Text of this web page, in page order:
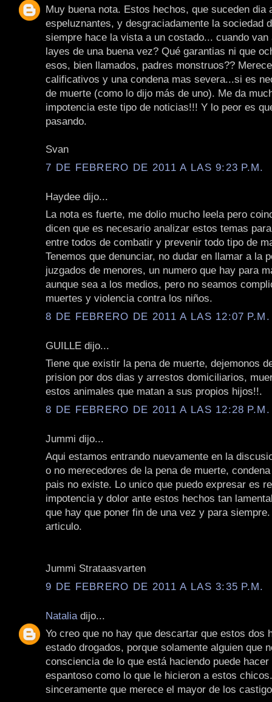
Muy buena nota. Estos hechos, que suceden dia
espeluznantes, y desgraciadamente la sociedad
siempre hace la vista a un costado... cuando
layes de una buena vez? Qué garantias ni que
esos, bien llamados, padres monstruos??
calificativos y una condena mas severa...si es
de muerte (como lo dijo más de uno). Me da
impotencia este tipo de noticias!!! Y lo peor es
pasando.
Svan
7 DE FEBRERO DE 2011 A LAS 9:23 P.M.
Haydee dijo...
La nota es fuerte, me dolio mucho leela pero
dicen que es necesario analizar estos temas
entre todos de combatir y prevenir todo tipo de
Tenemos que denunciar, no dudar en llamar a la
juzgados de menores, un numero que hay para
aunque sea a los medios, pero no seamos
muertes y violencia contra los niños.
8 DE FEBRERO DE 2011 A LAS 12:07 P.M.
GUILLE dijo...
Tiene que existir la pena de muerte, dejemonos
prision por dos dias y arrestos domiciliarios,
estos animales que matan a sus propios hijos!!.
8 DE FEBRERO DE 2011 A LAS 12:28 P.M.
Jummi dijo...
Aqui estamos entrando nuevamente en la
o no merecedores de la pena de muerte,
pais no existe. Lo unico que puedo expresar es
impotencia y dolor ante estos hechos tan
que hay que poner fin de una vez y para
articulo.
Jummi Strataasvarten
9 DE FEBRERO DE 2011 A LAS 3:35 P.M.
Natalia dijo...
Yo creo que no hay que descartar que estos dos
estado drogados, porque solamente alguien que
consciencia de lo que está haciendo puede hacer
espantoso como lo que le hicieron a estos
sinceramente que merece el mayor de los